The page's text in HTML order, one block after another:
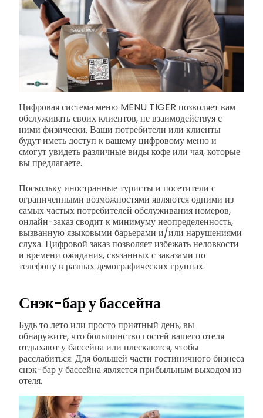
Цифровая система меню MENU TIGER позволяет вам
обслуживать своих клиентов, не взаимодействуя с
ними физически. Ваши потребители или клиенты
будут иметь доступ к вашему цифровому меню и
смогут увидеть различные виды кофе или чая, которые
вы предлагаете.
Поскольку иностранные туристы и посетители с
ограниченными возможностями являются одними из
самых частых потребителей обслуживания номеров,
онлайн-заказ сводит к минимуму неопределенность,
вызванную языковыми барьерами и/или нарушениями
слуха. Цифровой заказ позволяет избежать неловкости
и времени ожидания, связанных с заказами по
телефону в разных демографических группах.
Снэк-бар у бассейна
Будь то лето или просто приятный день, вы
обнаружите, что большинство гостей вашего отеля
отдыхают у бассейна или плескаются, чтобы
расслабиться. Для большей части гостиничного бизнеса
снэк-бар у бассейна является прибыльным выходом из
отеля.